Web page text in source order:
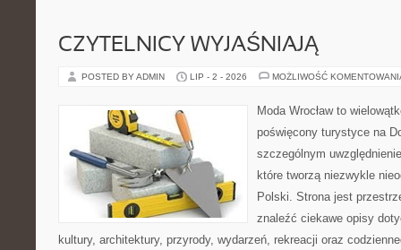
CZYTELNICY WYJAŚNIAJĄ
POSTED BY ADMIN LIP - 2 - 2026 MOŻLIWOŚĆ
Moda Wrocław to
poświęcony turystyce na
szczególnym
które tworzą niezwykle
Polski. Strona jest
znaleźć ciekawe opisy
kultury, architektury, przyrody, wydarzeń, rekreacji oraz